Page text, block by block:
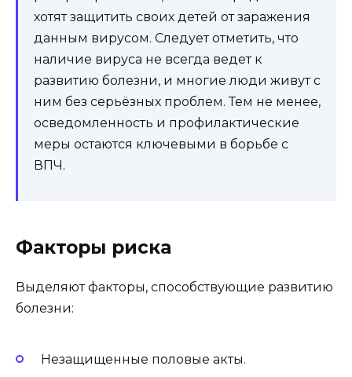
хотят защитить своих детей от заражения
данным вирусом. Следует отметить, что
наличие вируса не всегда ведет к
развитию болезни, и многие люди живут с
ним без серьёзных проблем. Тем не менее,
осведомленность и профилактические
меры остаются ключевыми в борьбе с
ВПЧ.
Факторы риска
Выделяют факторы, способствующие развитию
болезни:
Незащищенные половые акты.